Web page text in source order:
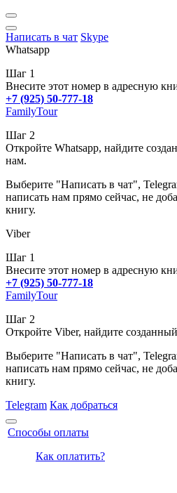
Написать в чат Skype
Whatsapp
Шаг 1
Внесите этот номер в адресную
+7 (925) 50-777-18
FamilyTour
Шаг 2
Откройте Whatsapp, найдите
нам.
Выберите "Написать в чат",
написать нам прямо сейчас, не
книгу.
Viber
Шаг 1
Внесите этот номер в адресную
+7 (925) 50-777-18
FamilyTour
Шаг 2
Откройте Viber, найдите
Выберите "Написать в чат",
написать нам прямо сейчас, не
книгу.
Telegram Как добраться
Способы оплаты
Как оплатить?